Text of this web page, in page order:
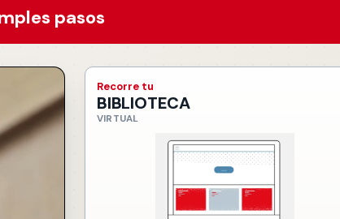
pasos
Recorre tu
BIBLIOTECA
VIRTUAL